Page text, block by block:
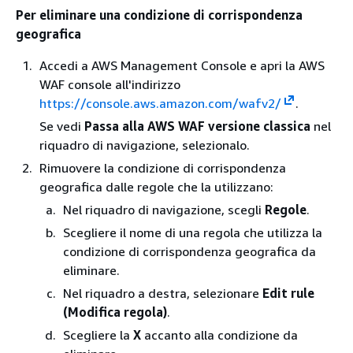
Per eliminare una condizione di corrispondenza
geografica
Accedi a AWS Management Console e apri la AWS
WAF console all'indirizzo
https://console.aws.amazon.com/wafv2/
.
Se vedi Passa alla AWS WAF versione classica nel
riquadro di navigazione, selezionalo.
Rimuovere la condizione di corrispondenza
geografica dalle regole che la utilizzano:
Nel riquadro di navigazione, scegli Regole.
Scegliere il nome di una regola che utilizza la
condizione di corrispondenza geografica da
eliminare.
Nel riquadro a destra, selezionare Edit rule
(Modifica regola).
Scegliere la X accanto alla condizione da